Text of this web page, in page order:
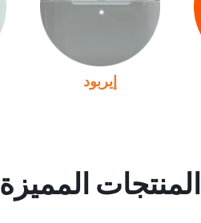
إيربود
المنتجات المميزة